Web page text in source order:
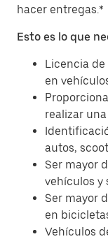
hacer entregas.*
Esto es lo que
Licencia
en
realizar
autos,
Ser mayor
vehículos y
Ser mayor
en
Vehículos